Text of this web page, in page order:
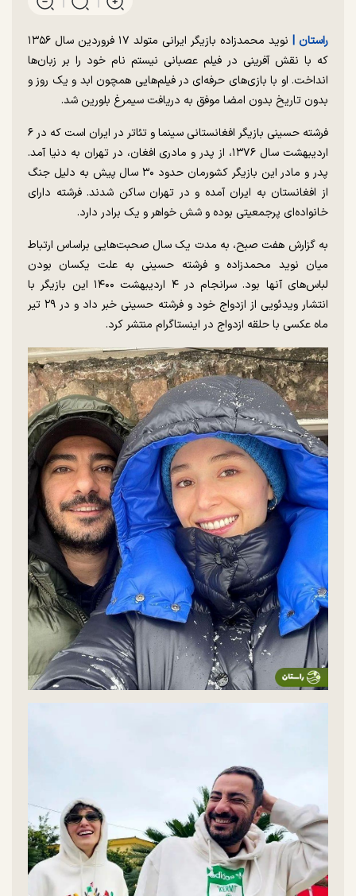
راستان |
نوید محمدزاده بازیگر ایرانی متولد ۱۷ فروردین سال ۱۳۵۶
که با نقش آفرینی در فیلم عصبانی نیستم نام خود را بر زبان‌ها
انداخت. او با بازی‌های حرفه‌ای در فیلم‌هایی همچون ابد و یک روز و
بدون تاریخ بدون امضا موفق به دریافت سیمرغ بلورین شد.
فرشته حسینی بازیگر افغانستانی سینما و تئاتر در ایران است که در ۶
اردیبهشت سال ۱۳۷۶، از پدر و مادری افغان، در تهران به دنیا آمد.
پدر و مادر این بازیگر کشورمان حدود ۳۰ سال پیش به دلیل جنگ
از افغانستان به ایران آمده و در تهران ساکن شدند. فرشته دارای
خانواده‌ای پرجمعیتی بوده و شش خواهر و یک برادر دارد.
به گزارش هفت صبح، به مدت یک سال صحبت‌هایی براساس ارتباط
میان نوید محمدزاده و فرشته حسینی به علت یکسان بودن
لباس‌های آنها بود. سرانجام در ۴ اردیبهشت ۱۴۰۰ این بازیگر با
انتشار ویدئویی از ازدواج خود و فرشته حسینی خبر داد و در ۲۹ تیر
ماه عکسی با حلقه ازدواج در اینستاگرام منتشر کرد.